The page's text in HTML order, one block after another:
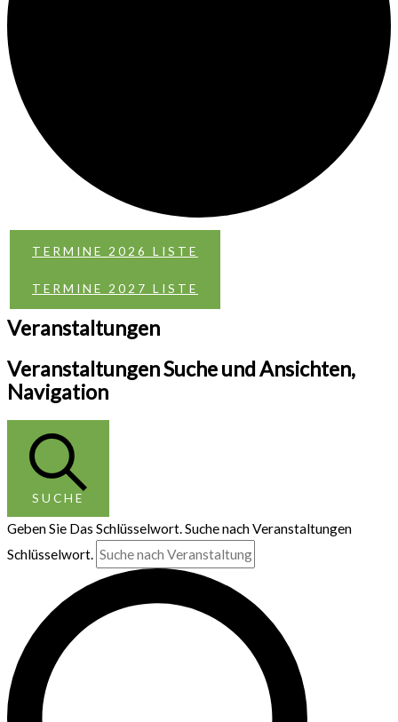
TERMINE 2026 LISTE
TERMINE 2027 LISTE
Veranstaltungen
Veranstaltungen Suche und Ansichten,
Navigation
SUCHE
Geben Sie Das Schlüsselwort. Suche nach Veranstaltungen
Schlüsselwort.